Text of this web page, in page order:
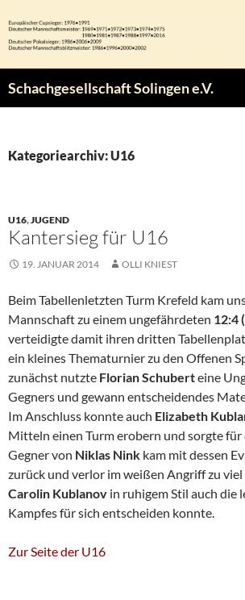
Inhalt
springen
Schachgesellschaft Solingen e.V.
Kategoriearchiv: U16
U16,JUGEND
Kantersieg für U16
19. JANUAR 2014 OLLI KNIEST
Beim Tabellenletzten Turm Krefeld kam
Mannschaft zu einem ungefährdeten 12:4
verteidigte damit ihren dritten
ein kleines Thematurnier zu den Offenen
zunächst nutzte Florian Schuberteine
Gegners und gewann entscheidendes
Im Anschluss konnte auch Elizabeth
Mitteln einen Turm erobern und sorgte für
Gegner von Niklas Nink kam mit dessen
zurück und verlor im weißen Angriff zu
Carolin Kublanov in ruhigem Stil auch die
Kampfes für sich entscheiden konnte.
Zur Seite der U16